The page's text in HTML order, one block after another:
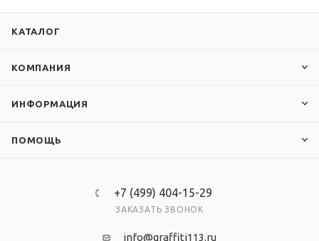
КАТАЛОГ
КОМПАНИЯ
ИНФОРМАЦИЯ
ПОМОЩЬ
+7 (499) 404-15-29
ЗАКАЗАТЬ ЗВОНОК
info@graffiti113.ru